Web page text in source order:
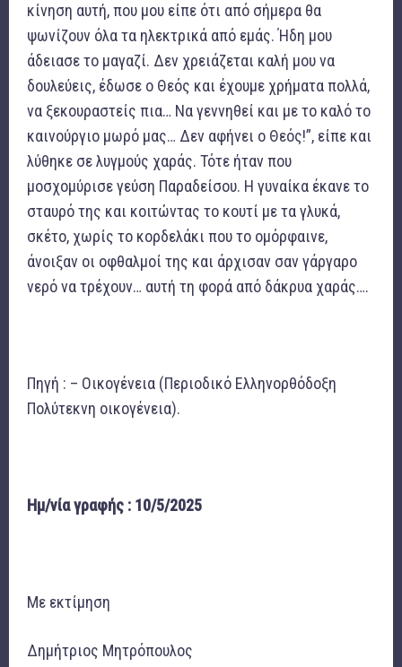
κίνηση αυτή, που μου είπε ότι από σήμερα θα
ψωνίζουν όλα τα ηλεκτρικά από εμάς. Ήδη μου
άδειασε το μαγαζί. Δεν χρειάζεται καλή μου να
δουλεύεις, έδωσε ο Θεός και έχουμε χρήματα πολλά,
να ξεκουραστείς πια… Να γεννηθεί και με το καλό το
καινούργιο μωρό μας… Δεν αφήνει ο Θεός!”, είπε και
λύθηκε σε λυγμούς χαράς. Τότε ήταν που
μοσχομύρισε γεύση Παραδείσου. Η γυναίκα έκανε το
σταυρό της και κοιτώντας το κουτί με τα γλυκά,
σκέτο, χωρίς το κορδελάκι που το ομόρφαινε,
άνοιξαν οι οφθαλμοί της και άρχισαν σαν γάργαρο
νερό να τρέχουν… αυτή τη φορά από δάκρυα χαράς….
Πηγή : – Οικογένεια (Περιοδικό Ελληνορθόδοξη
Πολύτεκνη οικογένεια).
Ημ/νία γραφής : 10/5/2025
Με εκτίμηση
Δημήτριος Μητρόπουλος